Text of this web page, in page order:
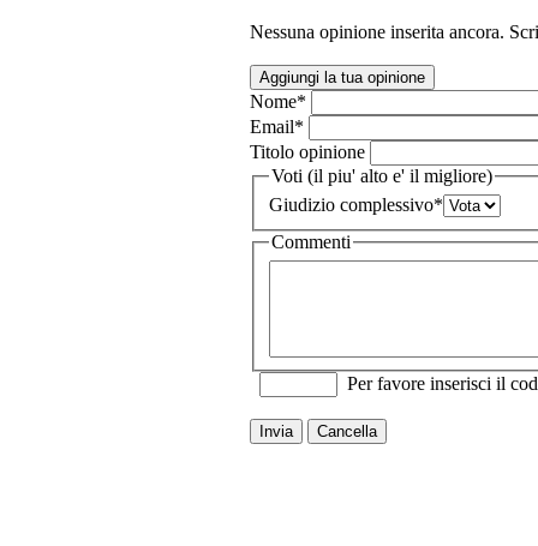
Nessuna opinione inserita ancora.
Aggiungi la tua opinione
Nome*
Email*
Titolo opinione
Voti (il piu' alto e' il migliore)
Giudizio complessivo*
Commenti
Per favore inserisci il
Invia Cancella